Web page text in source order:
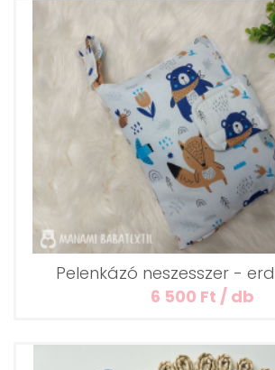
Pelenkázó neszesszer -
6 500 Ft / db